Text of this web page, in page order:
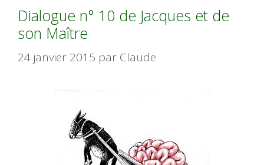
Dialogue n° 10 de Jacques et de
son Maître
24 janvier 2015 par Claude